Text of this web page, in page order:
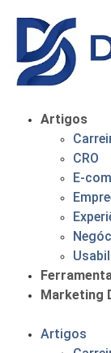
Artigos
CRO
E-
Marketing
Artigos